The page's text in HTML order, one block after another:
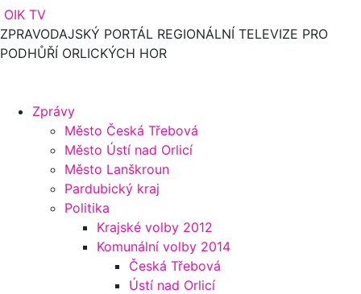
OIK TV
ZPRAVODAJSKÝ PORTÁL REGIONÁLNÍ TELEVIZE PRO
PODHŮŘÍ ORLICKÝCH HOR
Zprávy
Město Česká Třebová
Město Ústí nad Orlicí
Město Lanškroun
Pardubický kraj
Politika
Krajské volby 2012
Komunální volby 2014
Česká Třebová
Ústí nad Orlicí